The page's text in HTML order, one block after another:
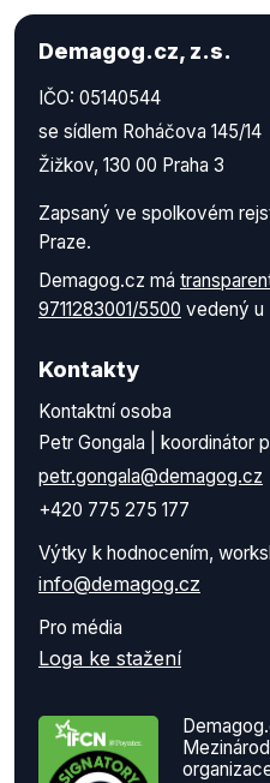
Demagog.cz, z.s.
IČO: 05140544
se sídlem Roháčova 145/14
Žižkov, 130 00 Praha 3
Zapsaný ve spolkovém
Praze.
Demagog.cz má
9711283001/5500 vedený u
Kontakty
Kontaktní osoba
Petr Gongala | koordinátor
petr.gongala@demagog.cz
+420 775 275 177
Výtky k hodnocením,
info@demagog.cz
Pro média
Loga ke stažení